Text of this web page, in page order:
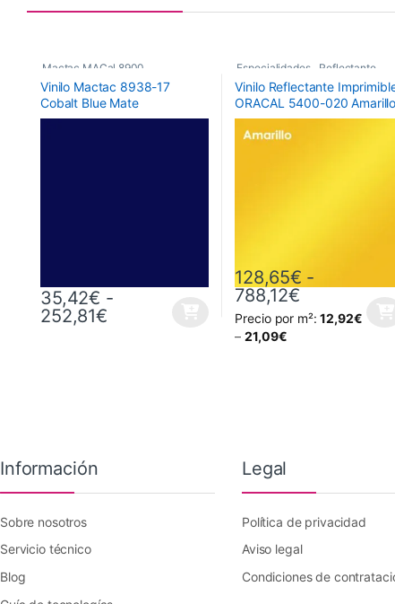
Mactac MACal 8900
Monoméricos, Vinilos De Corte
Vinilo Mactac 8938-17
Cobalt Blue Mate
35,42€ -
252,81€ Rango de precios: desde 35,42€
Este producto tiene múltiples variantes. Las opciones se
Especialidades Reflectante
Vinilos De Corte
Vinilo Reflectante
ORACAL 5400-020 Amarillo
128,65€ -
788,12€Rango de
Precio por m²:12,92€
– 21,09€
Este producto tiene
Información
Sobre nosotros
Servicio técnico
Blog
Legal
Política de privacidad
Aviso legal
Condiciones de